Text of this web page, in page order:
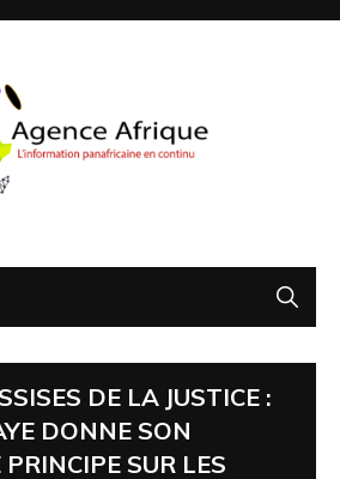
DE LA JUSTICE :
DONNE SON
SUR LES